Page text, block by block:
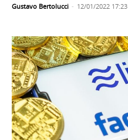
Gustavo Bertolucci - 12/01/2022 17:23